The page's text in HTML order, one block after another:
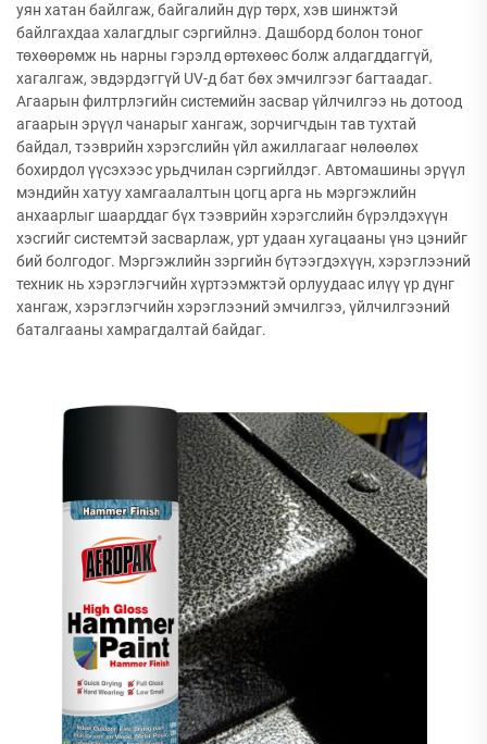
уян хатан байлгаж, байгалийн дүр төрх, хэв шинжтэй
байлгахдаа халагдлыг сэргийлнэ. Дашборд болон тоног
төхөөрөмж нь нарны гэрэлд өртөхөөс болж алдагддаггүй,
хагалгаж, эвдэрдэггүй UV-д бат бөх эмчилгээг багтаадаг.
Агаарын филтрлэгийн системийн засвар үйлчилгээ нь дотоод
агаарын эрүүл чанарыг хангаж, зорчигчдын тав тухтай
байдал, тээврийн хэрэгслийн үйл ажиллагааг нөлөөлөх
бохирдол үүсэхээс урьдчилан сэргийлдэг. Автомашины эрүүл
мэндийн хатуу хамгаалалтын цогц арга нь мэргэжлийн
анхаарлыг шаарддаг бүх тээврийн хэрэгслийн бүрэлдэхүүн
хэсгийг системтэй засварлаж, урт удаан хугацааны үнэ цэнийг
бий болгодог. Мэргэжлийн зэргийн бүтээгдэхүүн, хэрэглээний
техник нь хэрэглэгчийн хүртээмжтэй орлуудаас илүү үр дүнг
хангаж, хэрэглэгчийн хэрэглээний эмчилгээ, үйлчилгээний
баталгааны хамрагдалтай байдаг.